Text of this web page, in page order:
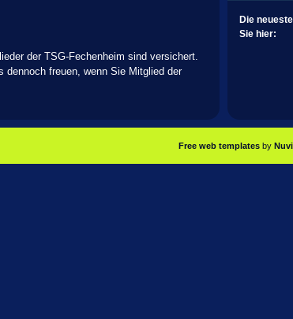
der TSG-Fechenheim sind versichert.
dennoch freuen, wenn Sie Mitglied der
Die
Sie hier:
Free web templates by